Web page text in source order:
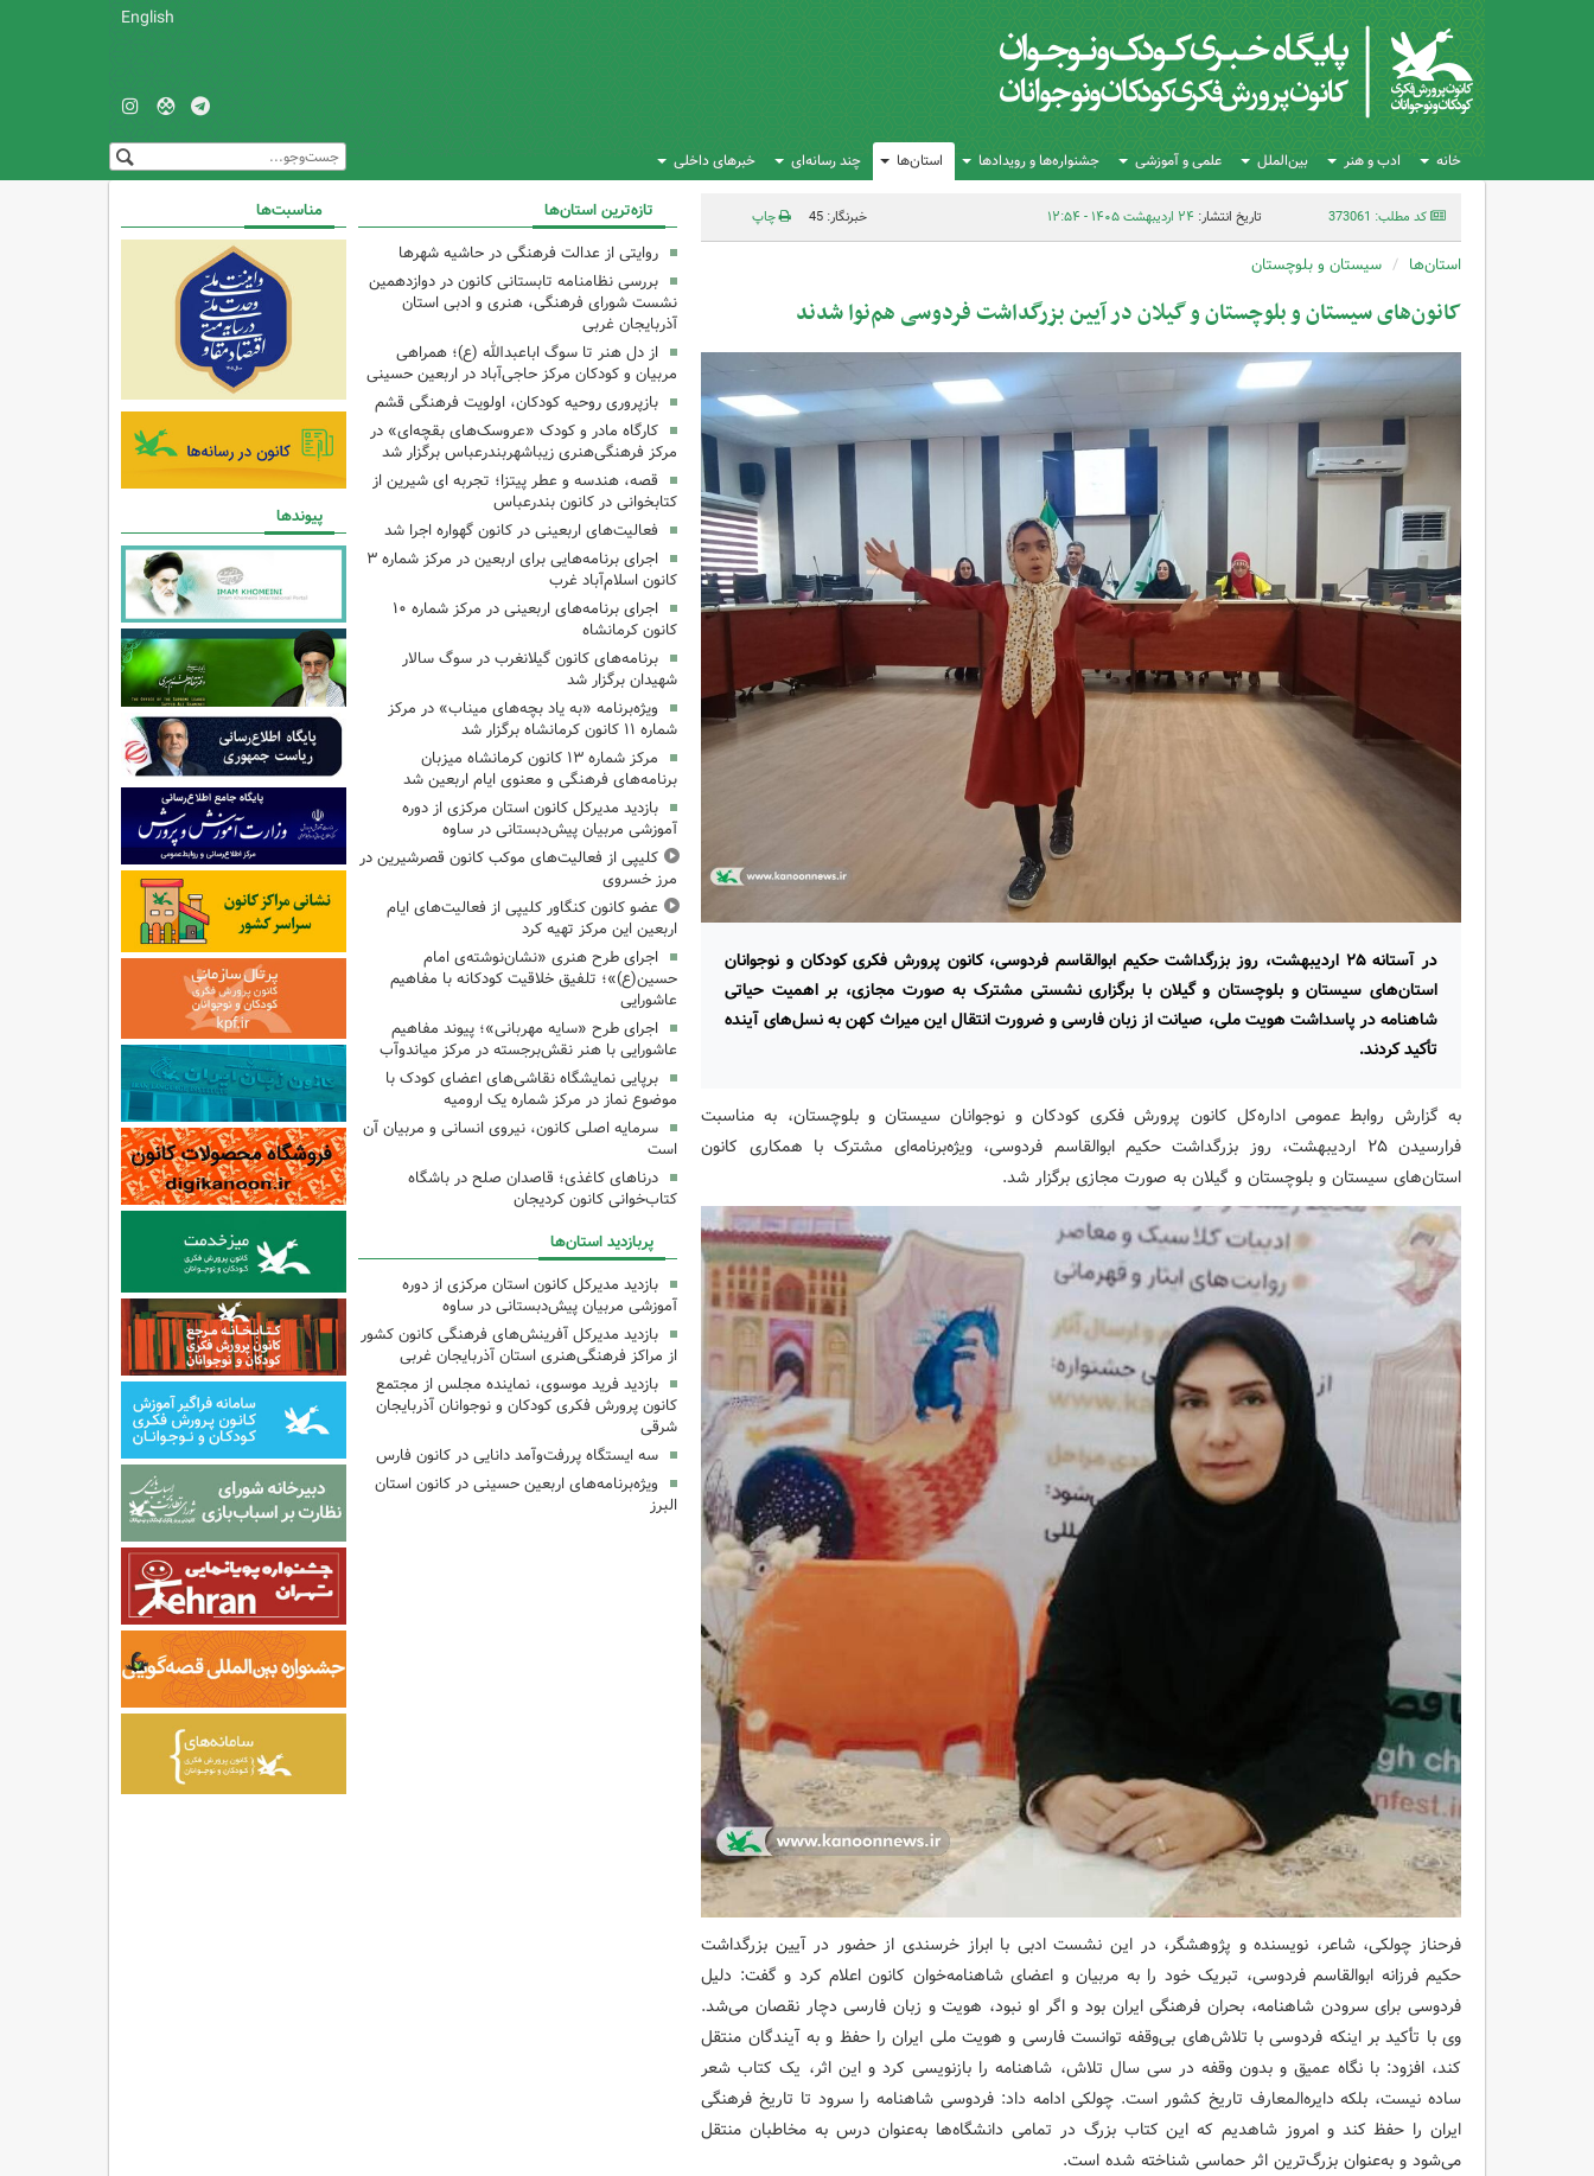
English
خانه ادب و هنر بین‌الملل علمی و آموزشی جشنواره‌ها و رویدادها استان‌ها چند رسانه‌ای خبرهای داخلی
کد مطلب: 373061 تاریخ انتشار: ۲۴ اردیبهشت ۱۴۰۵ - ۱۲:۵۴ خبرنگار: 45 چاپ
استان‌ها سیستان و بلوچستان
کانون‌های سیستان و بلوچستان و گیلان در آیین بزرگداشت فردوسی هم‌نوا شدند
در آستانه ۲۵ اردیبهشت، روز بزرگداشت حکیم ابوالقاسم فردوسی، کانون پرورش فکری کودکان و نوجوانان
استان‌های سیستان و بلوچستان و گیلان با برگزاری نشستی مشترک به صورت مجازی، بر اهمیت حیاتی
شاهنامه در پاسداشت هویت ملی، صیانت از زبان فارسی و ضرورت انتقال این میراث کهن به نسل‌های آینده
تأکید کردند.
به گزارش روابط عمومی اداره‌کل کانون پرورش فکری کودکان و نوجوانان سیستان و بلوچستان، به مناسبت
فرارسیدن ۲۵ اردیبهشت، روز بزرگداشت حکیم ابوالقاسم فردوسی، ویژه‌برنامه‌ای مشترک با همکاری کانون
استان‌های سیستان و بلوچستان و گیلان به صورت مجازی برگزار شد.
فرحناز چولکی، شاعر، نویسنده و پژوهشگر، در این نشست ادبی با ابراز خرسندی از حضور در آیین بزرگداشت
حکیم فرزانه ابوالقاسم فردوسی، تبریک خود را به مربیان و اعضای شاهنامه‌خوان کانون اعلام کرد و گفت: دلیل
فردوسی برای سرودن شاهنامه، بحران فرهنگی ایران بود و اگر او نبود، هویت و زبان فارسی دچار نقصان می‌شد.
وی با تأکید بر اینکه فردوسی با تلاش‌های بی‌وقفه توانست فارسی و هویت ملی ایران را حفظ و به آیندگان منتقل
کند، افزود: با نگاه عمیق و بدون وقفه در سی سال تلاش، شاهنامه را بازنویسی کرد و این اثر، یک کتاب شعر
ساده نیست، بلکه دایره‌المعارف تاریخ کشور است. چولکی ادامه داد: فردوسی شاهنامه را سرود تا تاریخ فرهنگی
ایران را حفظ کند و امروز شاهدیم که این کتاب بزرگ در تمامی دانشگاه‌ها به‌عنوان درس به مخاطبان منتقل
می‌شود و به‌عنوان بزرگ‌ترین اثر حماسی شناخته شده است.
تازه‌ترین استان‌ها
روایتی از عدالت فرهنگی در حاشیه شهرها
بررسی نظامنامه تابستانی کانون در دوازدهمین
نشست شورای فرهنگی، هنری و ادبی استان
آذربایجان غربی
از دل هنر تا سوگ اباعبدالله (ع)؛ همراهی
مربیان و کودکان مرکز حاجی‌آباد در اربعین حسینی
بازپروری روحیه کودکان، اولویت فرهنگی قشم
کارگاه مادر و کودک «عروسک‌های بقچه‌ای» در
مرکز فرهنگی‌هنری زیباشهربندرعباس برگزار شد
قصه، هندسه و عطر پیتزا؛ تجربه ای شیرین از
کتابخوانی در کانون بندرعباس
فعالیت‌های اربعینی در کانون گهواره اجرا شد
اجرای برنامه‌هایی برای اربعین در مرکز شماره ۳
کانون اسلام‌آباد غرب
اجرای برنامه‌های اربعینی در مرکز شماره ۱۰
کانون کرمانشاه
برنامه‌های کانون گیلانغرب در سوگ سالار
شهیدان برگزار شد
ویژه‌برنامه «به یاد بچه‌های میناب» در مرکز
شماره ۱۱ کانون کرمانشاه برگزار شد
مرکز شماره ۱۳ کانون کرمانشاه میزبان
برنامه‌های فرهنگی و معنوی ایام اربعین شد
بازدید مدیرکل کانون استان مرکزی از دوره
آموزشی مربیان پیش‌دبستانی در ساوه
کلیپی از فعالیت‌های موکب کانون قصرشیرین در
مرز خسروی
عضو کانون کنگاور کلیپی از فعالیت‌های ایام
اربعین این مرکز تهیه کرد
اجرای طرح هنری «نشان‌نوشته‌ی امام
حسین(ع)»؛ تلفیق خلاقیت کودکانه با مفاهیم
عاشورایی
اجرای طرح «سایه مهربانی»؛ پیوند مفاهیم
عاشورایی با هنر نقش‌برجسته در مرکز میاندوآب
برپایی نمایشگاه نقاشی‌های اعضای کودک با
موضوع نماز در مرکز شماره یک ارومیه
سرمایه اصلی کانون، نیروی انسانی و مربیان آن
است
درناهای کاغذی؛ قاصدان صلح در باشگاه
کتاب‌خوانی کانون کردیجان
پربازدید استان‌ها
بازدید مدیرکل کانون استان مرکزی از دوره
آموزشی مربیان پیش‌دبستانی در ساوه
بازدید مدیرکل آفرینش‌های فرهنگی کانون کشور
از مراکز فرهنگی‌هنری استان آذربایجان غربی
بازدید فرید موسوی، نماینده مجلس از مجتمع
کانون پرورش فکری کودکان و نوجوانان آذربایجان
شرقی
سه ایستگاه پررفت‌وآمد دانایی در کانون فارس
ویژه‌برنامه‌های اربعین حسینی در کانون استان
البرز
مناسبت‌ها
پیوندها